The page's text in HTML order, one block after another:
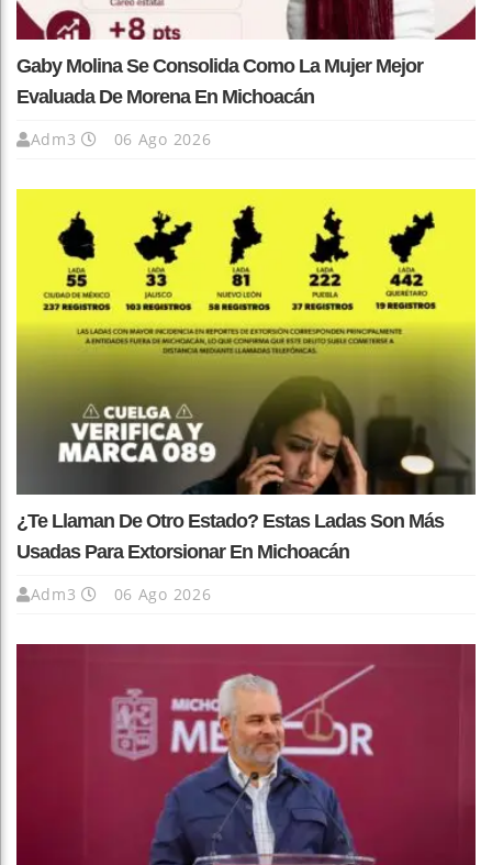
Gaby Molina Se Consolida Como La Mujer Mejor
Evaluada De Morena En Michoacán
Adm3 06 Ago 2026
¿Te Llaman De Otro Estado? Estas Ladas Son Más
Usadas Para Extorsionar En Michoacán
Adm3 06 Ago 2026